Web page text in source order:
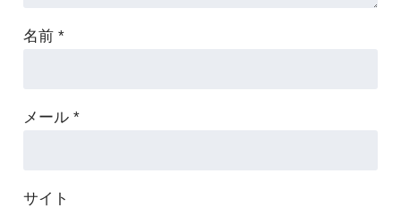
名前 *
メール *
サイト